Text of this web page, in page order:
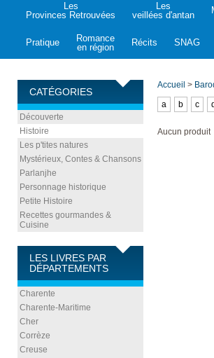
Les
Provinces Retrouvées
Les
veillées d'antan
Pratique
Romance
en région
Récits SNAG
CATÉGORIES
Découverte
Histoire
Les p'tites natures
Mystérieux, Contes & Chansons
Parlanjhe
Personnage historique
Petite Histoire
Recettes gourmandes &
Cuisine
LES LIVRES PAR
DÉPARTEMENTS
Charente
Charente-Maritime
Cher
Corrèze
Creuse
Accueil >
a
b c d
Aucun produit